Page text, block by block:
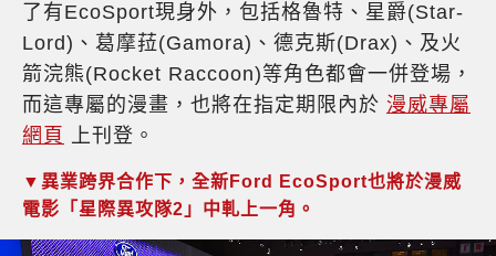
了有EcoSport現身外，包括格魯特、星爵(Star-
Lord)、葛摩菈(Gamora)、德克斯(Drax)、及火
箭浣熊(Rocket Raccoon)等角色都會一併登場，
而這專屬的漫畫，也將在指定期限內於 漫威專屬
網頁 上刊登。
▼異業跨界合作下，全新Ford EcoSport也將於漫威
電影「星際異攻隊2」中軋上一角。